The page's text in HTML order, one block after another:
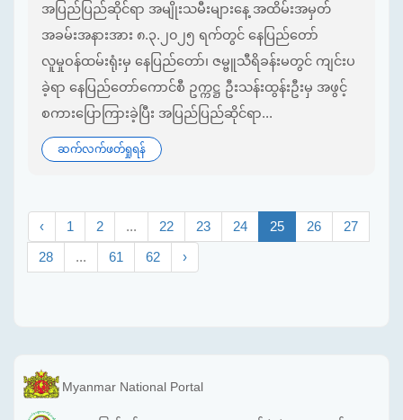
အပြည်ပြည်ဆိုင်ရာ အမျိုးသမီးများနေ့ အထိမ်းအမှတ်
အခမ်းအနားအား ၈.၃.၂၀၂၅ ရက်တွင် နေပြည်တော်
လူမှုဝန်ထမ်းရုံးမှ နေပြည်တော်၊ ဇမ္ဗူသီရိခန်းမတွင် ကျင်းပ
ခဲ့ရာ နေပြည်တော်ကောင်စီ ဥက္ကဋ္ဌ ဦးသန်းထွန်းဦးမှ အဖွင့်
စကားပြောကြားခဲ့ပြီး အပြည်ပြည်ဆိုင်ရာ...
ဆက်လက်ဖတ်ရှုရန်
‹ 1 2 ... 22 23 24 25 26 27
28 ... 61 62 ›
Myanmar National Portal